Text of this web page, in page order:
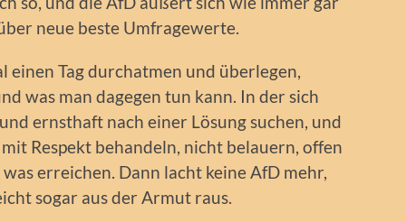
neue beste Umfragewerte.
Tag durchatmen und überlegen,
was man dagegen tun kann. In der sich
ernsthaft nach einer Lösung suchen, und
Respekt behandeln, nicht belauern, offen
erreichen. Dann lacht keine AfD mehr,
sogar aus der Armut raus.